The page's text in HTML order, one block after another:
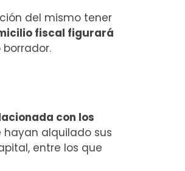
del mismo tener
fiscal figurará
con los
hayan alquilado sus
entre los que